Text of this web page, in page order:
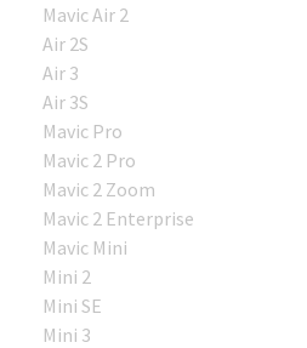
Mavic Air 2
Air 2S
Air 3
Air 3S
Mavic Pro
Mavic 2 Pro
Mavic 2 Zoom
Mavic 2 Enterprise
Mavic Mini
Mini 2
Mini SE
Mini 3